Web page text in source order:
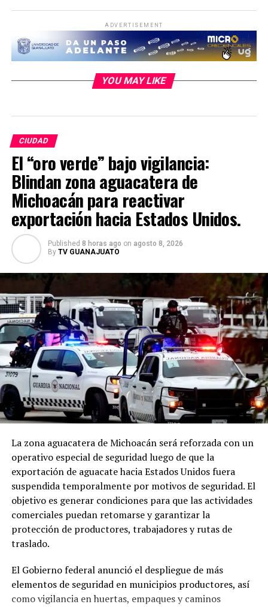
ADVERTISEMENT
YOU MAY LIKE
CIUDAD
El “oro verde” bajo vigilancia:
Blindan zona aguacatera de
Michoacán para reactivar
exportación hacia Estados Unidos.
Published 8 horas ago on agosto 8, 2026
By TV GUANAJUATO
La zona aguacatera de Michoacán será reforzada con un
operativo especial de seguridad luego de que la
exportación de aguacate hacia Estados Unidos fuera
suspendida temporalmente por motivos de seguridad. El
objetivo es generar condiciones para que las actividades
comerciales puedan retomarse y garantizar la
protección de productores, trabajadores y rutas de
traslado.
El Gobierno federal anunció el despliegue de más
elementos de seguridad en municipios productores, así
como vigilancia en huertas, empaques y caminos